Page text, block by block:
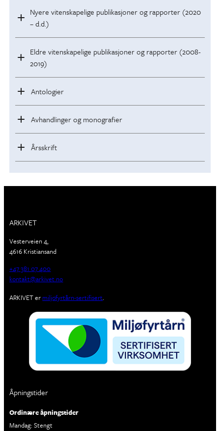
Nyere vitenskapelige publikasjoner og rapporter (2020
– d.d.)
Eldre vitenskapelige publikasjoner og rapporter (2008-
2019)
Antologier
Avhandlinger og monografier
Årsskrift
ARKIVET
Vesterveien 4,
4616 Kristiansand
+47 381 07 400
kontakt@arkivet.no
ARKIVET er miljøfyrtårn-sertifisert.
Åpningstider
Ordinære åpningstider
Mandag: Stengt